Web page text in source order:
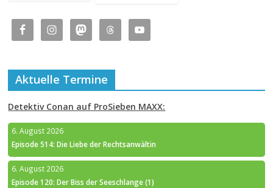
Aktuelle Termine
Detektiv Conan auf ProSieben MAXX:
6. August 2026
Episode 514: Die Liebe der Rechtsanwältin
6. August 2026
Episode 120: Der Biss der Seeschlange (1)